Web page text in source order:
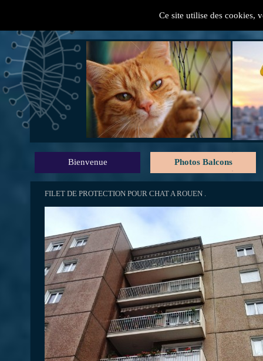
Ce site utilise des cookies,
Bienvenue Photos Balcons
" Mes conseils
FILET DE PROTECTION POUR CHAT A ROUEN .